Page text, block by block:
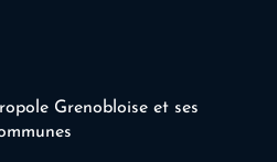
Grenobloise et ses